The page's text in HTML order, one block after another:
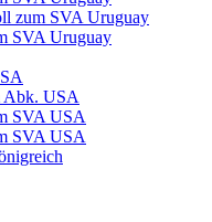
zum SVA Uruguay
SVA Uruguay
Abk. USA
SVA USA
SVA USA